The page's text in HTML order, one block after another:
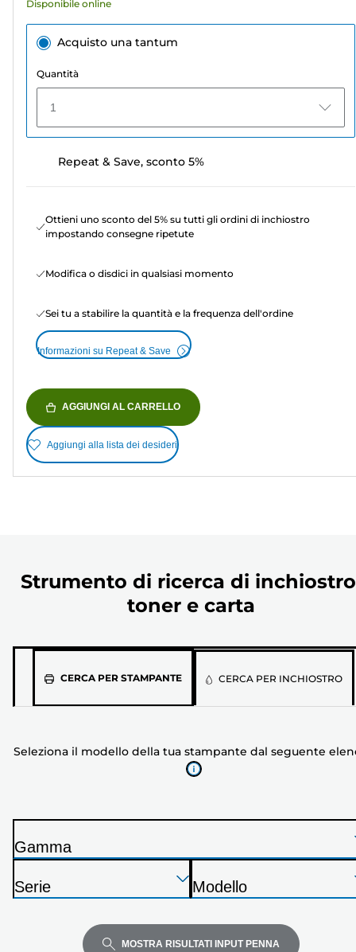
Disponibile online
Acquisto una tantum
Quantità
1
Repeat & Save, sconto 5%
Ottieni uno sconto del 5% su tutti gli ordini di inchiostro
impostando consegne ripetute
Modifica o disdici in qualsiasi momento
Sei tu a stabilire la quantità e la frequenza dell'ordine
Informazioni su Repeat & Save
AGGIUNGI AL CARRELLO
Aggiungi alla lista dei desideri
Strumento di ricerca di
toner e carta
CERCA PER STAMPANTE
Seleziona
tua
stampante
CERCA PER INCHIOSTRO
Seleziona il modello della tua stampante dal seguente
Premi
Invio
S
a
Gamma
Premi
Invio
S
Serie
Premi
Invio
S
t
a
Modello
MOSTRA RISULTATI INPUT PENNA